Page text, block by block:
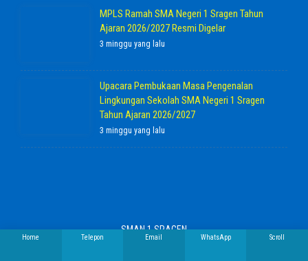
MPLS Ramah SMA Negeri 1 Sragen Tahun
Ajaran 2026/2027 Resmi Digelar
3 minggu yang lalu
Upacara Pembukaan Masa Pengenalan
Lingkungan Sekolah SMA Negeri 1 Sragen
Tahun Ajaran 2026/2027
3 minggu yang lalu
SMAN 1 SRAGEN
Home Telepon Email WhatsApp Scroll